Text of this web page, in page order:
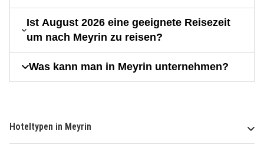
Ist August 2026 eine geeignete Reisezeit
um nach Meyrin zu reisen?
Was kann man in Meyrin unternehmen?
Hoteltypen in Meyrin